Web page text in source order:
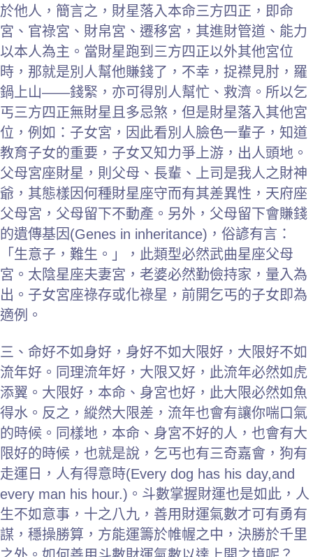
於他人，簡言之，財星落入本命三方四正，即命
宮、官祿宮、財帛宮、遷移宮，其進財管道、能力
以本人為主。當財星跑到三方四正以外其他宮位
時，那就是別人幫他賺錢了，不幸，捉襟見肘，羅
鍋上山——錢緊，亦可得別人幫忙、救濟。所以乞
丐三方四正無財星且多忌煞，但是財星落入其他宮
位，例如：子女宮，因此看別人臉色一輩子，知道
教育子女的重要，子女又知力爭上游，出人頭地。
父母宮座財星，則父母、長輩、上司是我人之財神
爺，其態樣因何種財星座守而有其差異性，天府座
父母宮，父母留下不動產。另外，父母留下會賺錢
的遺傳基因(Genes in inheritance)，俗諺有言：
「生意子，難生。」，此類型必然武曲星座父母
宮。太陰星座夫妻宮，老婆必然勤儉持家，量入為
出。子女宮座祿存或化祿星，前開乞丐的子女即為
適例。
三、命好不如身好，身好不如大限好，大限好不如
流年好。同理流年好，大限又好，此流年必然如虎
添翼。大限好，本命、身宮也好，此大限必然如魚
得水。反之，縱然大限差，流年也會有讓你喘口氣
的時候。同樣地，本命、身宮不好的人，也會有大
限好的時候，也就是說，乞丐也有三奇嘉會，狗有
走運日，人有得意時(Every dog has his day,and
every man his hour.)。斗數掌握財運也是如此，人
生不如意事，十之八九，善用財運氣數才可有勇有
謀，穩操勝算，方能運籌於帷幄之中，決勝於千里